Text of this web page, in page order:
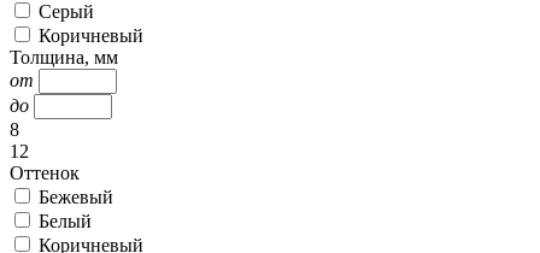
Серый
Коричневый
Толщина, мм
от
до
8
12
Оттенок
Бежевый
Белый
Коричневый